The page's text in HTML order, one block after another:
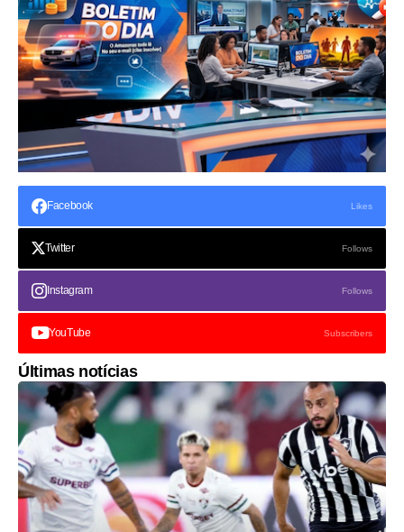
Facebook Likes
Twitter Follows
Instagram Follows
YouTube Subscribers
Últimas notícias